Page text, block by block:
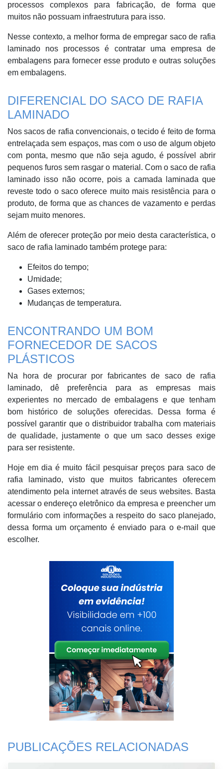
processos complexos para fabricação, de forma que
muitos não possuam infraestrutura para isso.
Nesse contexto, a melhor forma de empregar saco de rafia
laminado nos processos é contratar uma empresa de
embalagens para fornecer esse produto e outras soluções
em embalagens.
DIFERENCIAL DO SACO DE RAFIA
LAMINADO
Nos sacos de rafia convencionais, o tecido é feito de forma
entrelaçada sem espaços, mas com o uso de algum objeto
com ponta, mesmo que não seja agudo, é possível abrir
pequenos furos sem rasgar o material. Com o saco de rafia
laminado isso não ocorre, pois a camada laminada que
reveste todo o saco oferece muito mais resistência para o
produto, de forma que as chances de vazamento e perdas
sejam muito menores.
Além de oferecer proteção por meio desta característica, o
saco de rafia laminado também protege para:
Efeitos do tempo;
Umidade;
Gases externos;
Mudanças de temperatura.
ENCONTRANDO UM BOM
FORNECEDOR DE SACOS
PLÁSTICOS
Na hora de procurar por fabricantes de saco de rafia
laminado, dê preferência para as empresas mais
experientes no mercado de embalagens e que tenham
bom histórico de soluções oferecidas. Dessa forma é
possível garantir que o distribuidor trabalha com materiais
de qualidade, justamente o que um saco desses exige
para ser resistente.
Hoje em dia é muito fácil pesquisar preços para saco de
rafia laminado, visto que muitos fabricantes oferecem
atendimento pela internet através de seus websites. Basta
acessar o endereço eletrônico da empresa e preencher um
formulário com informações a respeito do saco planejado,
dessa forma um orçamento é enviado para o e-mail que
escolher.
PUBLICAÇÕES RELACIONADAS